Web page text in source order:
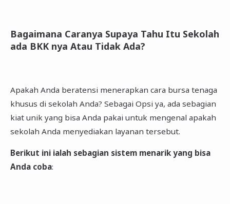
Bagaimana Caranya Supaya Tahu Itu Sekolah
ada BKK nya Atau Tidak Ada?
Apakah Anda beratensi menerapkan cara bursa tenaga
khusus di sekolah Anda? Sebagai Opsi ya, ada sebagian
kiat unik yang bisa Anda pakai untuk mengenal apakah
sekolah Anda menyediakan layanan tersebut.
Berikut ini ialah sebagian sistem menarik yang bisa
Anda coba: